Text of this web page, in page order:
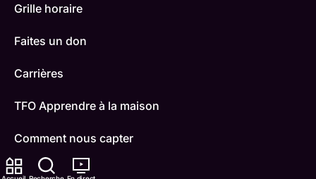
Grille horaire
Faites un don
Carrières
TFO Apprendre à la maison
Comment nous capter
Contactez-nous